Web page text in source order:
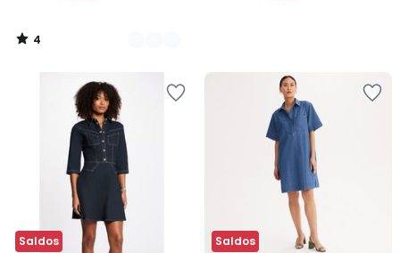
4
/
Saldos Saldos